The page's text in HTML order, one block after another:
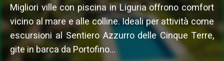
Migliori ville con piscina in Liguria offrono comfort
vicino al mare e alle colline. Ideali per attività come
escursioni al Sentiero Azzurro delle Cinque Terre,
gite in barca da Portofino...